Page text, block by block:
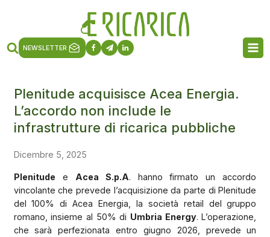
NEWSLETTER
Plenitude acquisisce Acea Energia.
L’accordo non include le
infrastrutture di ricarica pubbliche
Dicembre 5, 2025
Plenitude e Acea S.p.A. hanno firmato un accordo
vincolante che prevede l’acquisizione da parte di Plenitude
del 100% di Acea Energia, la società retail del gruppo
romano, insieme al 50% di Umbria Energy. L’operazione,
che sarà perfezionata entro giugno 2026, prevede un